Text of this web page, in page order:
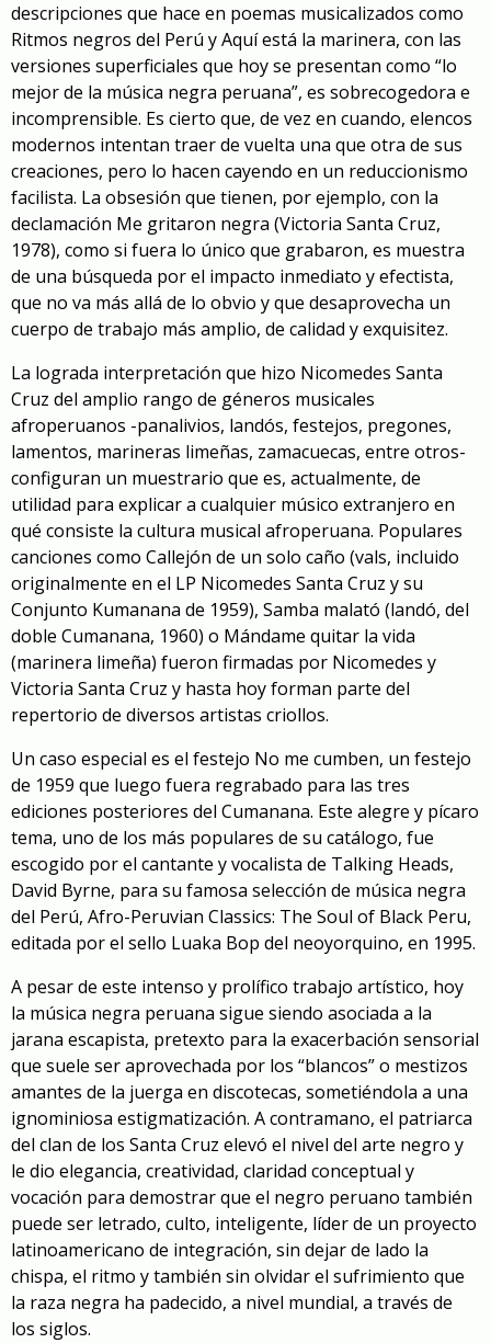
descripciones que hace en poemas musicalizados como
Ritmos negros del Perú yAquí está la marinera, con las
versiones superficiales que hoy se presentan como “lo
mejor de la música negra peruana”, es sobrecogedora e
incomprensible. Es cierto que, de vez en cuando, elencos
modernos intentan traer de vuelta una que otra de sus
creaciones, pero lo hacen cayendo en un reduccionismo
facilista. La obsesión que tienen, por ejemplo, con la
declamación Me gritaron negra (Victoria Santa Cruz,
1978), como si fuera lo único que grabaron, es muestra
de una búsqueda por el impacto inmediato y efectista,
que no va más allá de lo obvio y que desaprovecha un
cuerpo de trabajo más amplio, de calidad y exquisitez.
La lograda interpretación que hizo Nicomedes Santa
Cruz del amplio rango de géneros musicales
afroperuanos -panalivios, landós, festejos, pregones,
lamentos, marineras limeñas, zamacuecas, entre otros-
configuran un muestrario que es, actualmente, de
utilidad para explicar a cualquier músico extranjero en
qué consiste la cultura musical afroperuana. Populares
canciones como Callejón de un solo caño (vals, incluido
originalmente en el LP Nicomedes Santa Cruz y su
Conjunto Kumanana de 1959), Samba malató (landó, del
doble Cumanana, 1960) o Mándame quitar la vida
(marinera limeña) fueron firmadas por Nicomedes y
Victoria Santa Cruz y hasta hoy forman parte del
repertorio de diversos artistas criollos.
Un caso especial es el festejo No me cumben, un festejo
de 1959 que luego fuera regrabado para las tres
ediciones posteriores del Cumanana. Este alegre y pícaro
tema, uno de los más populares de su catálogo, fue
escogido por el cantante y vocalista de Talking Heads,
David Byrne, para su famosa selección de música negra
del Perú, Afro-Peruvian Classics: The Soul of Black Peru,
editada por el sello Luaka Bop del neoyorquino, en 1995.
A pesar de este intenso y prolífico trabajo artístico, hoy
la música negra peruana sigue siendo asociada a la
jarana escapista, pretexto para la exacerbación sensorial
que suele ser aprovechada por los “blancos” o mestizos
amantes de la juerga en discotecas, sometiéndola a una
ignominiosa estigmatización. A contramano, el patriarca
del clan de los Santa Cruz elevó el nivel del arte negro y
le dio elegancia, creatividad, claridad conceptual y
vocación para demostrar que el negro peruano también
puede ser letrado, culto, inteligente, líder de un proyecto
latinoamericano de integración, sin dejar de lado la
chispa, el ritmo y también sin olvidar el sufrimiento que
la raza negra ha padecido, a nivel mundial, a través de
los siglos.